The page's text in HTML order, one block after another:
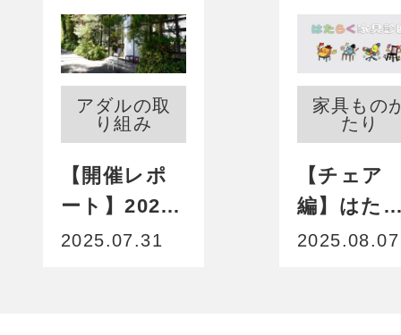
アダルの取
り組み
【開催レポ
ート】2025
年新作展示
2025.07.31
家具もの
たり
【チェア
編】はた
く家具診
2025.08.07